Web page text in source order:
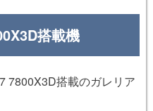
搭載機
7800X3D搭載のガレリア